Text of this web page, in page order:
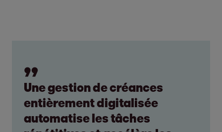
Une gestion de créances
entièrement digitalisée
automatise les tâches